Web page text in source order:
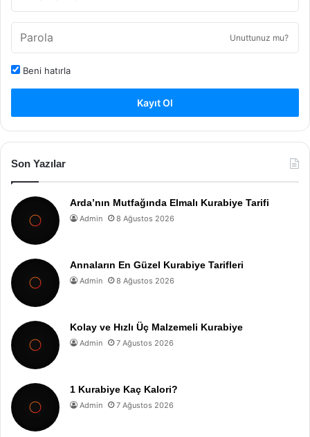
Unuttunuz mu?
Beni hatırla
Kayıt Ol
Son Yazılar
Arda’nın Mutfağında Elmalı Kurabiye Tarifi
Admin 8 Ağustos 2026
Annaların En Güzel Kurabiye Tarifleri
Admin 8 Ağustos 2026
Kolay ve Hızlı Üç Malzemeli Kurabiye
Admin 7 Ağustos 2026
1 Kurabiye Kaç Kalori?
Admin 7 Ağustos 2026